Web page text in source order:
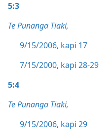
5:3
Te Punanga Tiaki,
9/15/2006, kapi 17
7/15/2000, kapi 28-29
5:4
Te Punanga Tiaki,
9/15/2006, kapi 29